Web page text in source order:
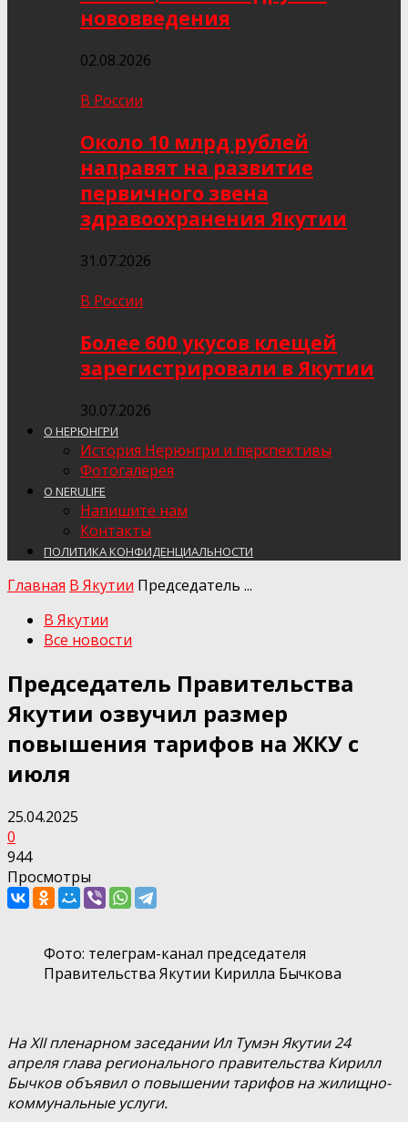
нововведения
02.08.2026
В России
Около 10 млрд рублей
направят на развитие
первичного звена
здравоохранения Якутии
31.07.2026
В России
Более 600 укусов клещей
зарегистрировали в Якутии
30.07.2026
О НЕРЮНГРИ
История Нерюнгри и перспективы
Фотогалерея
О NERULIFE
Напишите нам
Контакты
ПОЛИТИКА КОНФИДЕНЦИАЛЬНОСТИ
Главная В Якутии Председатель ...
В Якутии
Все новости
Председатель Правительства
Якутии озвучил размер
повышения тарифов на ЖКУ с
июля
25.04.2025
0
944
Просмотры
Фото: телеграм-канал председателя
Правительства Якутии Кирилла Бычкова
На XII пленарном заседании Ил Тумэн Якутии 24
апреля глава регионального правительства Кирилл
Бычков объявил о повышении тарифов на жилищно-
коммунальные услуги.